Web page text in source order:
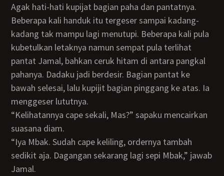
Agak hati-hati kupijat bagian paha dan pantatnya.
Beberapa kali handuk itu tergeser sampai kadang-
kadang tak mampu lagi menutupi. Beberapa kali pula
kubetulkan letaknya namun sempat pula terlihat
pantat Jamal, bahkan ceruk hitam di antara pangkal
pahanya. Dadaku jadi berdesir. Bagian pantat ke
bawah selesai, lalu kupijit bagian pinggang ke atas. Ia
menggeser lututnya.
“Kelihatannya cape sekali, Mas?” sapaku mencairkan
suasana diam.
“Iya Mbak. Sudah cape keliling, ordernya tambah
sedikit aja. Dagangan sekarang lagi sepi Mbak,” jawab
Jamal.